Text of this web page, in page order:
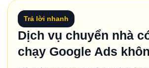
Trả lời nhanh
Dịch vụ chuyển nhà
chạy Google Ads